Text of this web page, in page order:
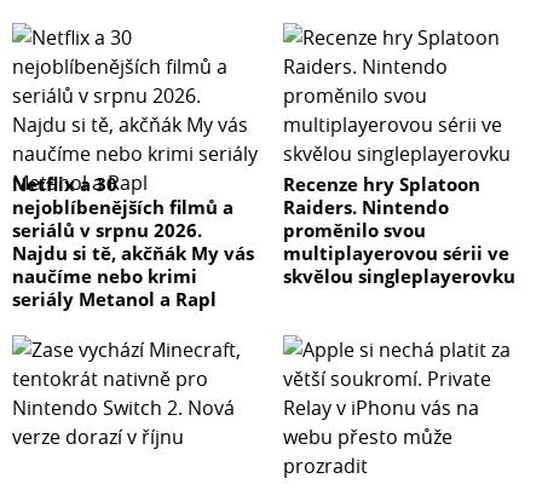
Netflix a 30
nejoblíbenějších filmů a
seriálů v srpnu 2026.
Najdu si tě, akčňák My vás
naučíme nebo krimi
seriály Metanol a Rapl
Recenze hry Splatoon
Raiders. Nintendo
proměnilo svou
multiplayerovou sérii ve
skvělou singleplayerovku